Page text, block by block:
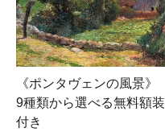
《ポンタヴェンの風景》
9種類から選べる無料額装
付き